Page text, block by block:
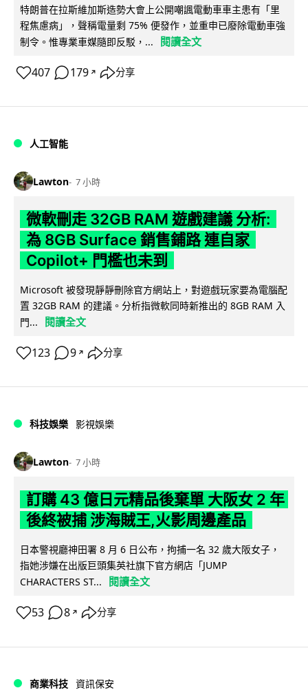
特朗普在拉斯維加斯造勢大會上公開嘲諷電動車車主患有「里
程焦慮病」，聲稱電量剩 75% 便發作，並重申已廢除電動車強
制令。惟專業車媒隨即反駁，...
閱讀全文
407 179 ↗ 分享
人工智能
Lawton 7 小時
微軟刪走 32GB RAM 遊戲建議 分析:
為 8GB Surface 銷售鋪路 連自家
Copilot+ 門檻也未到
Microsoft 被發現靜靜刪除官方網站上，對遊戲玩家要為電腦配
置 32GB RAM 的建議。分析指微軟同時新推出的 8GB RAM 入
門...
閱讀全文
123 9 ↗ 分享
科技娛樂 影視娛樂
Lawton 7 小時
訂購 43 億日元精品後棄單 大阪女 2 年
後終被捕 涉海賊王,火影周邊產品
日本警視廳神田署 8 月 6 日公布，拘捕一名 32 歲大阪女子，
指她涉嫌在出版巨頭集英社旗下官方網店「JUMP
CHARACTERS ST...
閱讀全文
53 8 ↗ 分享
商業科技 資訊保安